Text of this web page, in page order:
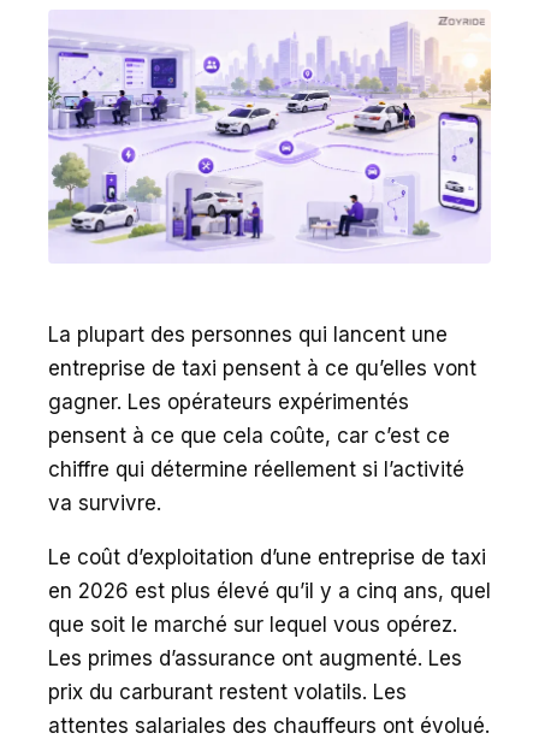
La plupart des personnes qui lancent une
entreprise de taxi pensent à ce qu’elles vont
gagner. Les opérateurs expérimentés
pensent à ce que cela coûte, car c’est ce
chiffre qui détermine réellement si l’activité
va survivre.
Le coût d’exploitation d’une entreprise de taxi
en 2026 est plus élevé qu’il y a cinq ans, quel
que soit le marché sur lequel vous opérez.
Les primes d’assurance ont augmenté. Les
prix du carburant restent volatils. Les
attentes salariales des chauffeurs ont évolué.